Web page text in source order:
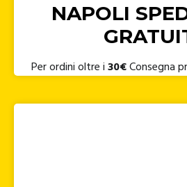
NAPOLI
Per ordini oltre i30€Consegna